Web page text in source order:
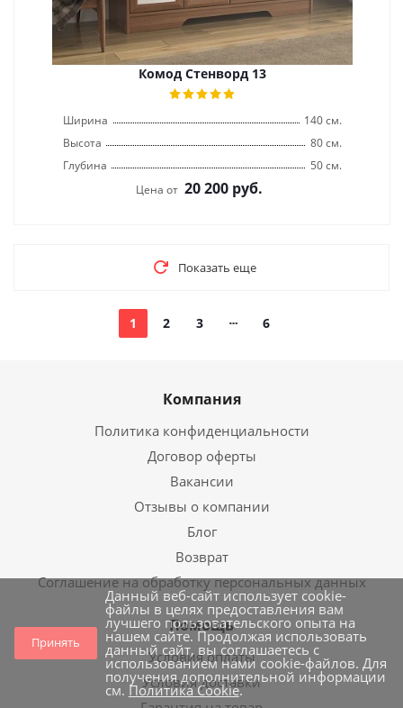
Комод Стенворд 13
Ширина
140 см.
Высота
80 см.
Глубина
50 см.
Цена от 20 200 руб.
Показать еще
1 2 3 6
Компания
Политика конфиденциальности
Договор оферты
Вакансии
Отзывы о компании
Блог
Возврат
Соглашение на обработку персональных данных
Помощь
Условия оплаты
Условия доставки
Принять
Данный веб-сайт использует cookie-
файлы в целях предоставления вам
лучшего пользовательского опыта на
нашем сайте. Продолжая использовать
данный сайт, вы соглашаетесь с
использованием нами cookie-файлов. Для
получения дополнительной информации
см. Политика Cookie.